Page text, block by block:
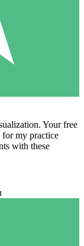
Your free
my practice
with these